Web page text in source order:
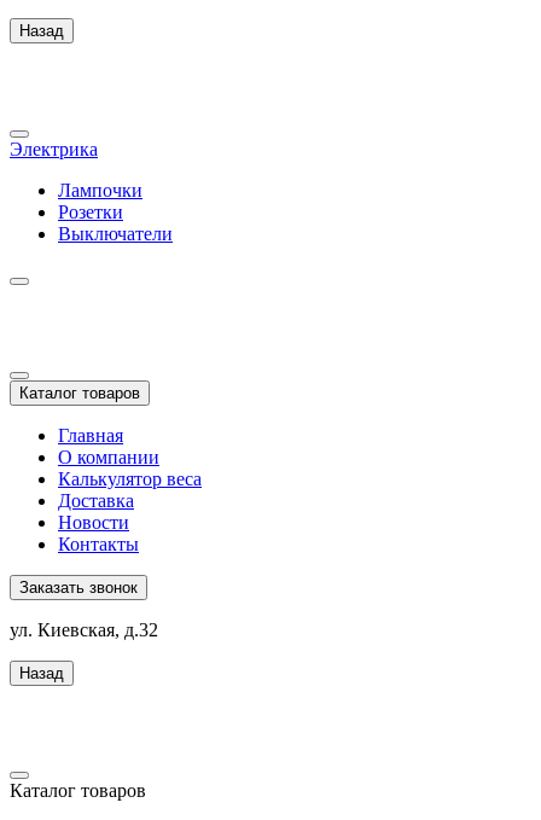
Назад
Электрика
Лампочки
Розетки
Выключатели
Каталог товаров
Главная
О компании
Калькулятор веса
Доставка
Новости
Контакты
Заказать звонок
ул. Киевская, д.32
Назад
Каталог товаров